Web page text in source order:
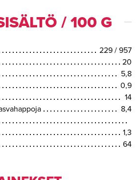
/ 100 G
229 / 957
20
5,8
0,9
14
8,4
1,3
64